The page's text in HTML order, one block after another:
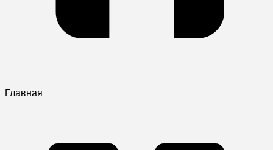
Главная